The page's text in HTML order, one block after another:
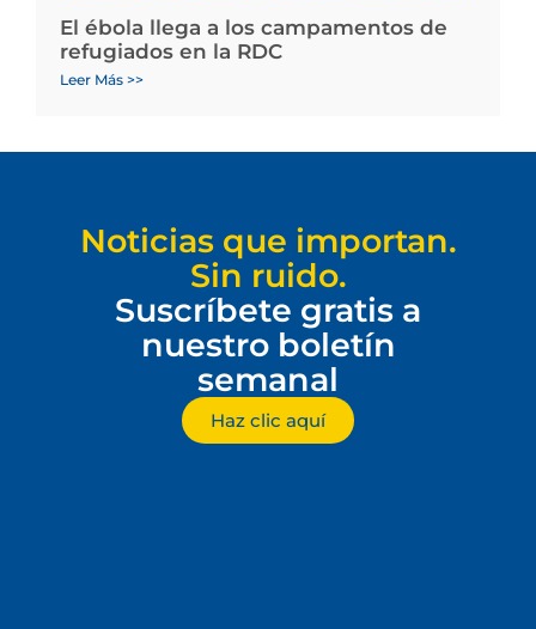
El ébola llega a los campamentos de
refugiados en la RDC
Leer Más >>
Noticias que importan.
Sin ruido.
Suscríbete gratis a
nuestro boletín
semanal
Haz clic aquí